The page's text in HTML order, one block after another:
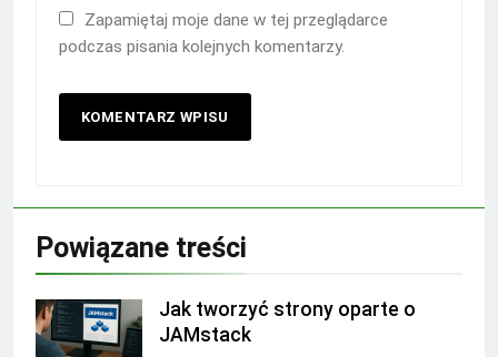
Zapamiętaj moje dane w tej przeglądarce
podczas pisania kolejnych komentarzy.
Powiązane treści
Jak tworzyć strony oparte o
JAMstack